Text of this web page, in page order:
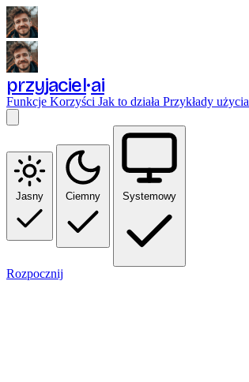
przyjaciel ai
Funkcje Korzyści Jak to działa Przykłady użycia
Jasny Ciemny Systemowy
Rozpocznij